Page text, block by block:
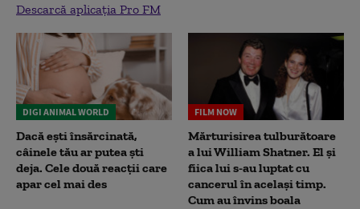
Descarcă aplicația Pro FM
DIGI ANIMAL WORLD
Dacă ești însărcinată,
câinele tău ar putea ști
deja. Cele două reacții care
apar cel mai des
FILM NOW
Mărturisirea tulburătoare
a lui William Shatner. El și
fiica lui s-au luptat cu
cancerul în același timp.
Cum au învins boala